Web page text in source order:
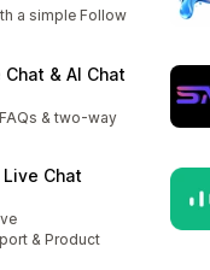
a simple Follow
& AI Chat
& two-way
Chat
& Product